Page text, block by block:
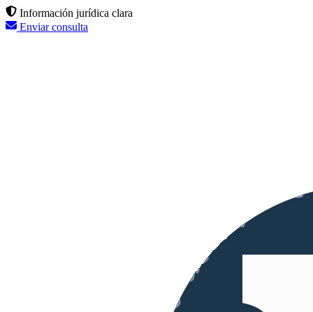
Información jurídica clara
Enviar consulta